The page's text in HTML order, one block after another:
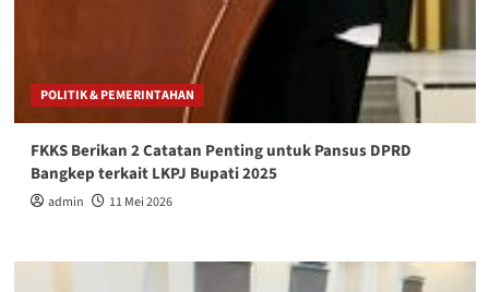
POLITIK & PEMERINTAHAN
FKKS Berikan 2 Catatan Penting untuk Pansus DPRD
Bangkep terkait LKPJ Bupati 2025
admin 11 Mei 2026